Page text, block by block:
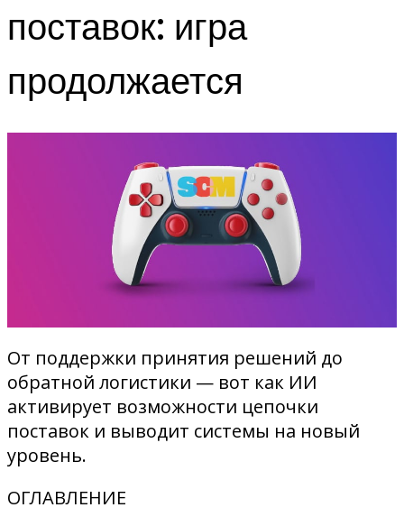
поставок: игра
продолжается
От поддержки принятия решений до
обратной логистики — вот как ИИ
активирует возможности цепочки
поставок и выводит системы на новый
уровень.
ОГЛАВЛЕНИЕ